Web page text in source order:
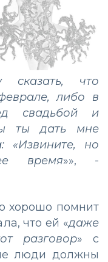
что
либо в
свадьбой и
ты дать мне
«Извините, но
время»», -
хорошо помнит
что ей «даже
разговор» с
люди должны